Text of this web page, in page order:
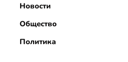
Новости
Общество
Политика